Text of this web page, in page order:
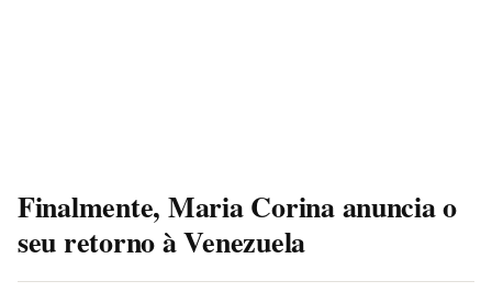
Finalmente, Maria Corina anuncia o
seu retorno à Venezuela